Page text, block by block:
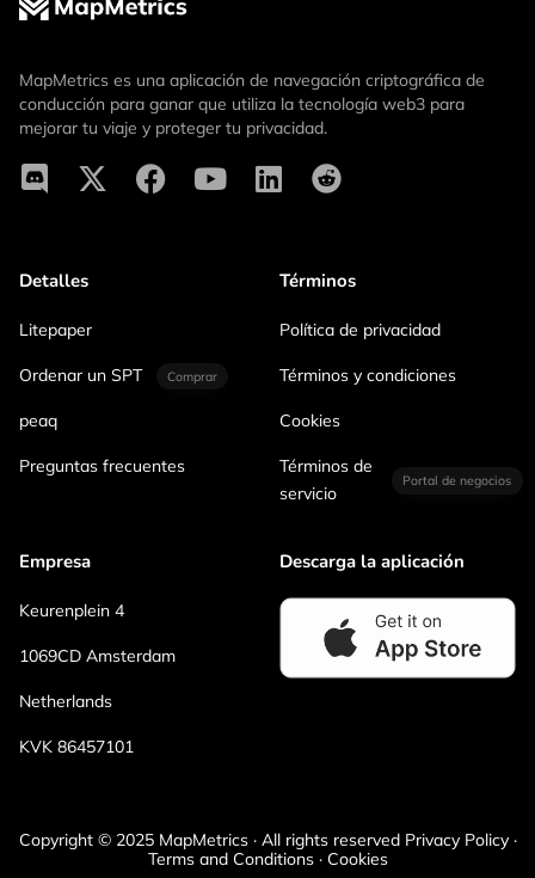
MapMetrics es una aplicación de navegación criptográfica de
conducción para ganar que utiliza la tecnología web3 para
mejorar tu viaje y proteger tu privacidad.
Detalles
Litepaper
Ordenar un SPT Comprar
peaq
Preguntas frecuentes
Términos
Política de privacidad
Términos y condiciones
Cookies
Términos de
servicio
Portal de negocios
Empresa
Keurenplein 4
1069CD Amsterdam
Netherlands
KVK 86457101
Descarga la aplicación
Copyright © 2025 MapMetrics · All rights reserved Privacy Policy ·
Terms and Conditions · Cookies